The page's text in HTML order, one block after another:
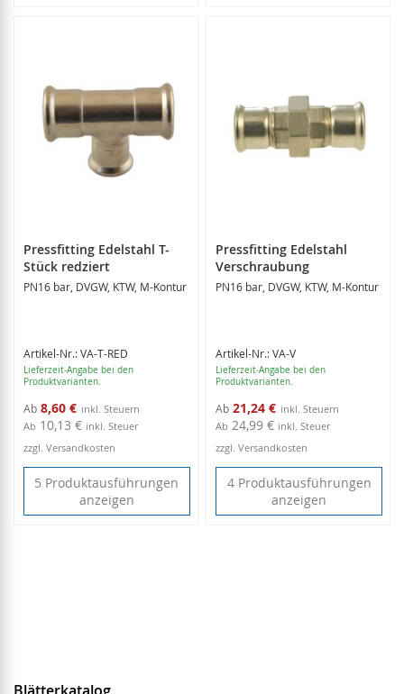
Pressfitting Edelstahl T-
Stück redziert
PN16 bar, DVGW, KTW, M-Kontur
Artikel-Nr.: VA-T-RED
Lieferzeit-Angabe bei den
Produktvarianten.
Ab 8,60 €
Ab 10,13 € inkl. Steuer
zzgl. Versandkosten
5 Produktausführungen
anzeigen
Pressfitting Edelstahl
Verschraubung
PN16 bar, DVGW, KTW, M-Kontur
Artikel-Nr.: VA-V
Lieferzeit-Angabe bei den
Produktvarianten.
Ab 21,24 €
Ab 24,99 € inkl. Steuer
zzgl. Versandkosten
4 Produktausführungen
anzeigen